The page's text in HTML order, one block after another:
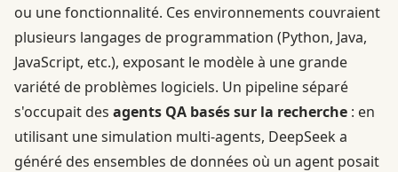
ou une fonctionnalité. Ces environnements couvraient
plusieurs langages de programmation (Python, Java,
JavaScript, etc.), exposant le modèle à une grande
variété de problèmes logiciels. Un pipeline séparé
s'occupait des agents QA basés sur la recherche : en
utilisant une simulation multi-agents, DeepSeek a
généré des ensembles de données où un agent posait